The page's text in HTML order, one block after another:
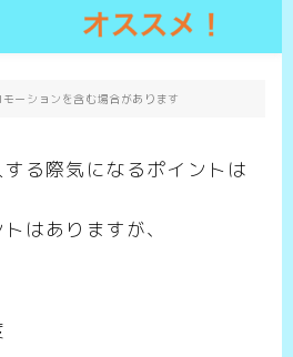
ーションを含む場合があります
る際気になるポイントは
はありますが、